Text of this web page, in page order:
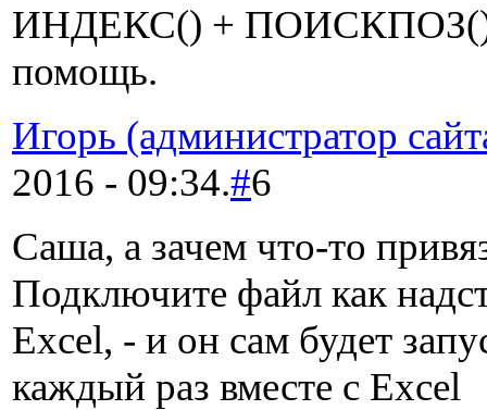
ИНДЕКС() + ПОИСКПОЗ()
помощь.
Игорь (администратор
2016 - 09:34.#6
Саша, а зачем что-то
Подключите файл как
Excel, - и он сам будет
каждый раз вместе с Excel